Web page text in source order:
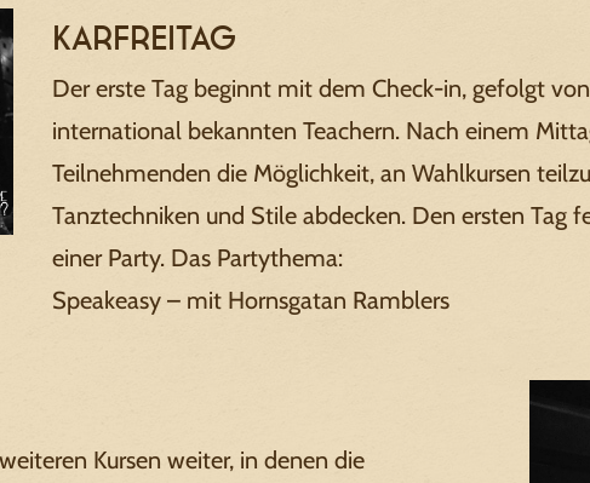
Karfreitag
Der erste Tag beginnt mit dem Check-in, gefolgt
international bekannten Teachern. Nach einem
Teilnehmenden die Möglichkeit, an Wahlkursen
Tanztechniken und Stile abdecken. Den ersten Tag
einer Party. Das Partythema:
Speakeasy – mit Hornsgatan Ramblers
Kursen weiter, in denen die